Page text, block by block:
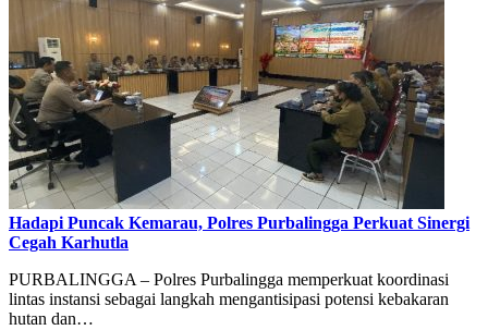
Hadapi Puncak Kemarau, Polres Purbalingga Perkuat Sinergi
Cegah Karhutla
PURBALINGGA – Polres Purbalingga memperkuat koordinasi
lintas instansi sebagai langkah mengantisipasi potensi kebakaran
hutan dan…